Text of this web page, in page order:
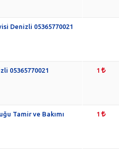
Denizli 05365770021
05365770021 1
Tamir ve Bakımı
1